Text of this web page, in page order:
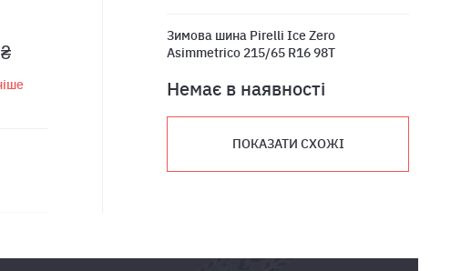
Зимова шина Pirelli Ice Zero
Asimmetrico 215/65 R16 98T
Немає в наявності
ПОКАЗАТИ СХОЖІ